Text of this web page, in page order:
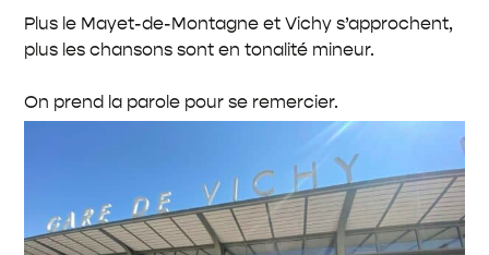
Plus le Mayet-de-Montagne et Vichy s’approchent,
plus les chansons sont en tonalité mineur.
On prend la parole pour se remercier.